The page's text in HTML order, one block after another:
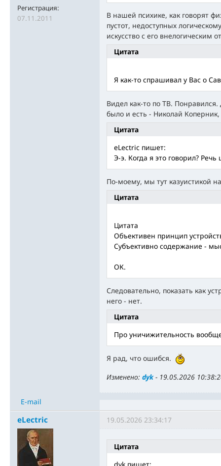
Регистрация:
07.11.2011
В нашей психике, как говорят
пустот, недоступных
искусство с его внелогическим
Цитата
Я как-то спрашивал у Вас о
Видел как-то по ТВ.
было и есть - Николай
Цитата
eLectric пишет:
Э-э. Когда я это говорил?
По-моему, мы тут казуистикой
Цитата
Цитата
Объективен принцип
Субъективно содержание -
ОК.
Следовательно, показать как
него - нет.
Цитата
Про уничижительность
Я рад, что ошибся.
Изменено: dyk- 19.05.2026
E-mail
eLectric 19.05.2026 23:34:17
Цитата